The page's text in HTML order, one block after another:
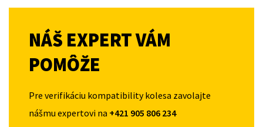
NÁŠ EXPERT VÁM
POMÔŽE
Pre verifikáciu kompatibility kolesa zavolajte
nášmu expertovi na +421 905 806 234